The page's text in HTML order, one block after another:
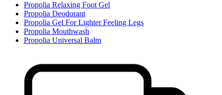
Propolia Relaxing Foot Gel
Propolia Deodorant
Propolia Gel For Lighter Feeling Legs
Propolia Mouthwash
Propolia Universal Balm